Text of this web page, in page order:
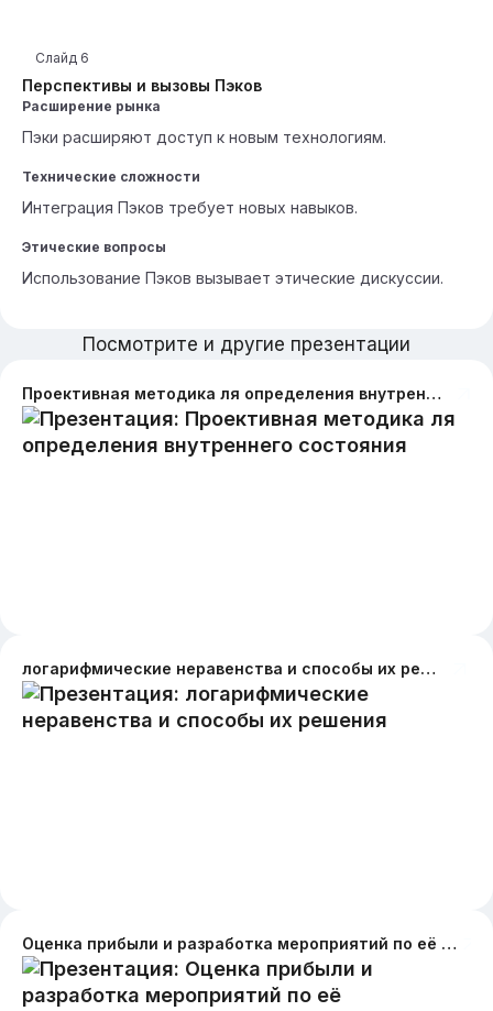
Перспективы и вызовы Пэков
Слайд 6
Расширение рынка
Пэки расширяют доступ к новым технологиям.
Технические сложности
Интеграция Пэков требует новых навыков.
Этические вопросы
Использование Пэков вызывает этические дискуссии.
Посмотрите и другие презентации
Проективная методика ля определения внутреннего состояния
логарифмические неравенства и способы их решения
Оценка прибыли и разработка мероприятий по её увеличению на примере ПАО "ГК "САМОЛЕТ"